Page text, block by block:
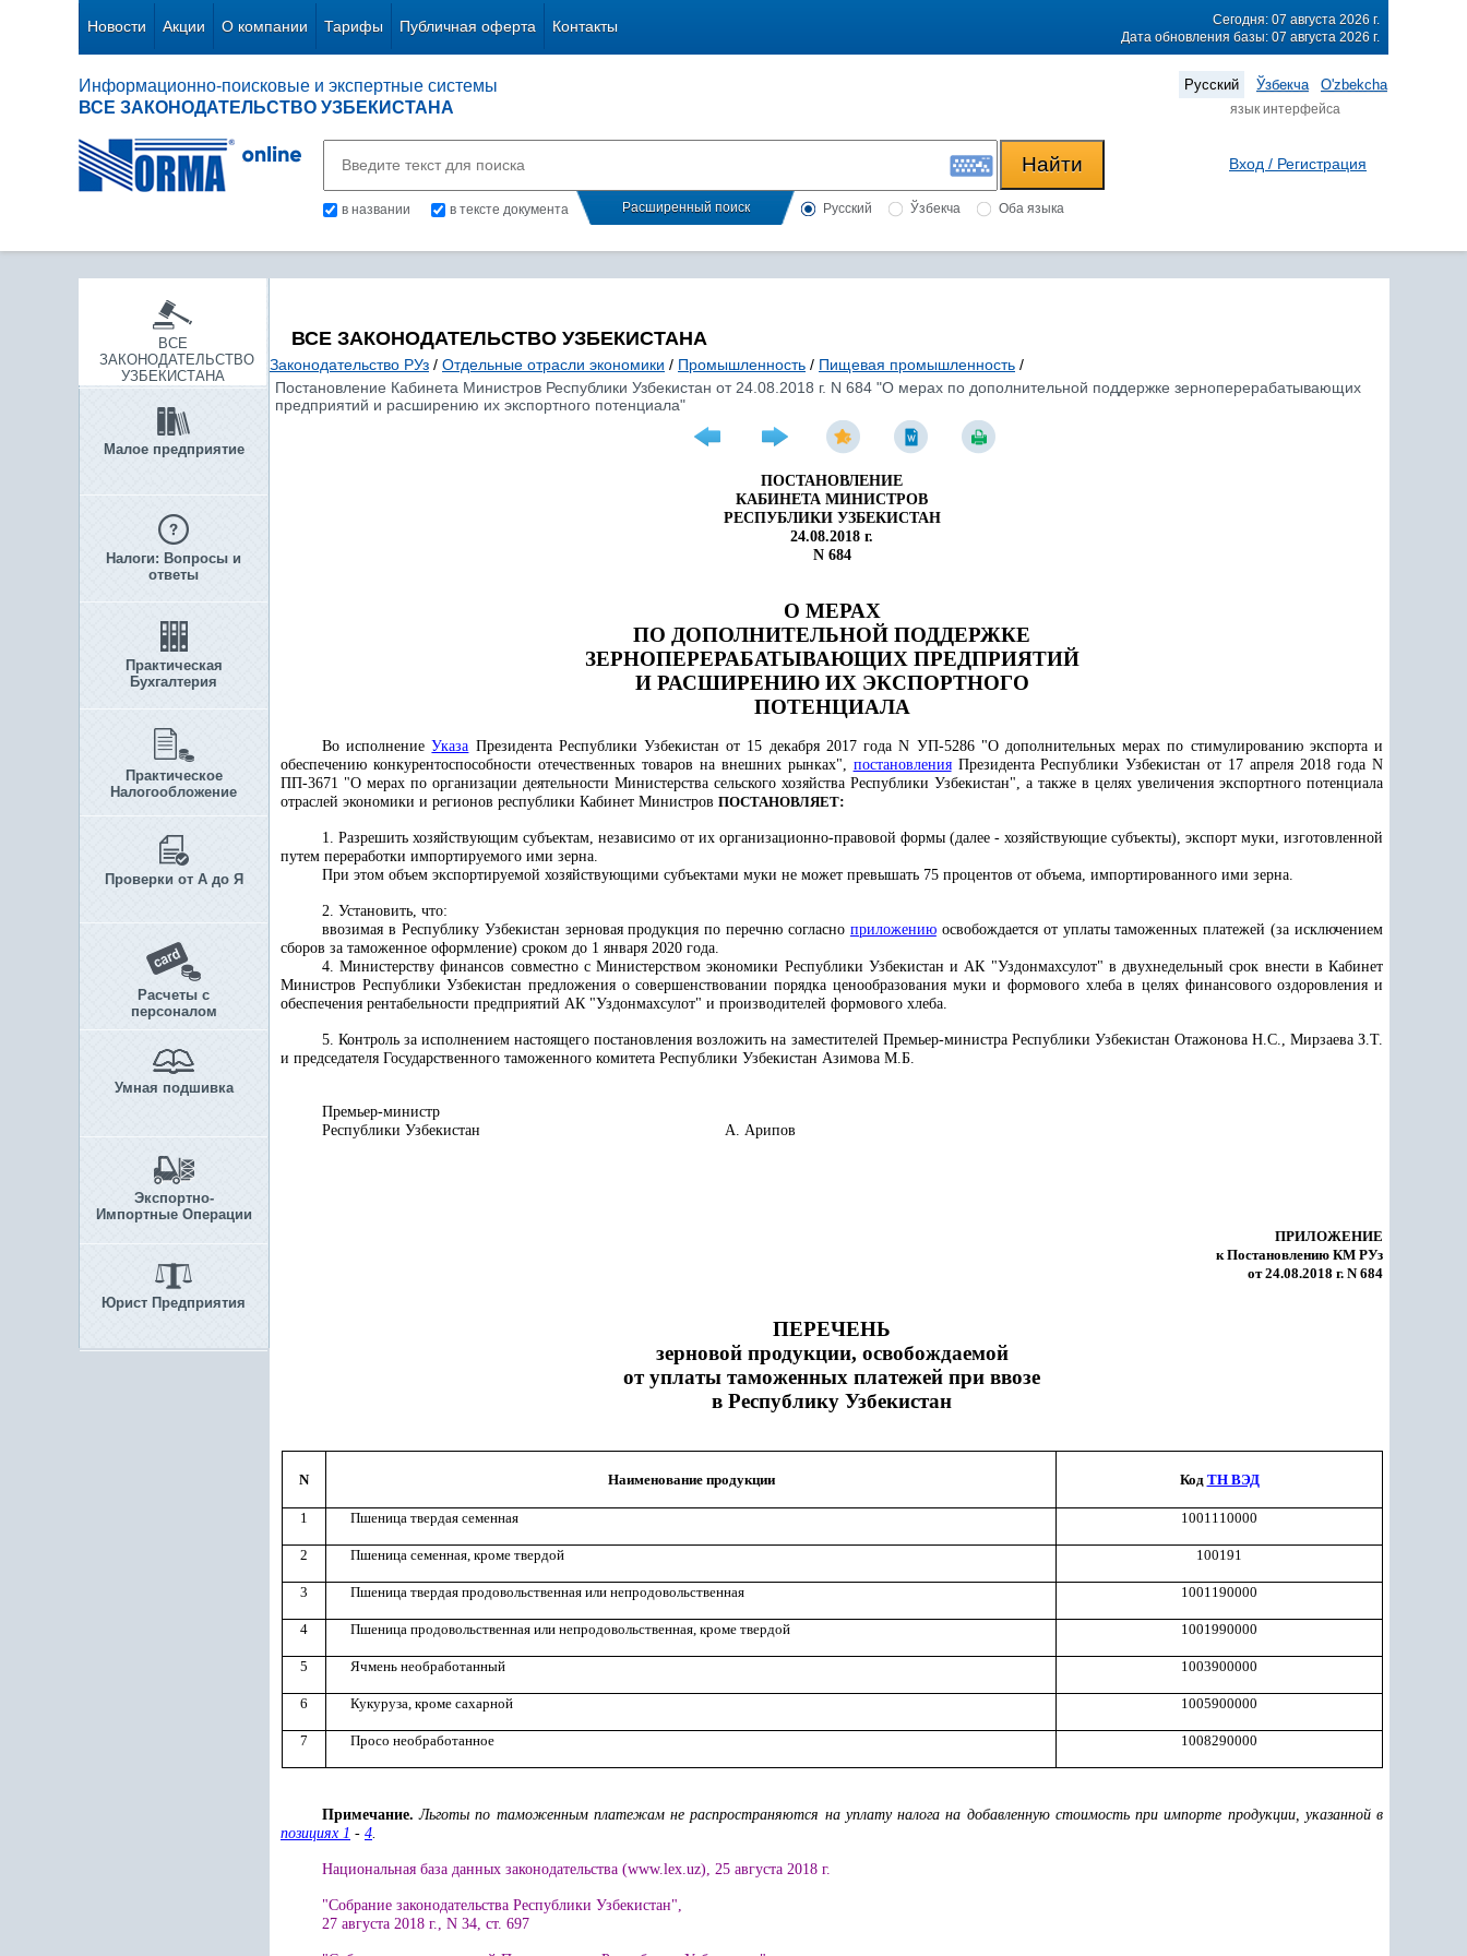
Новости Акции О компании Тарифы Публичная оферта Контакты
Сегодня: 07 августа 2026 г.
Дата обновления базы: 07 августа 2026 г.
Информационно-поисковые и экспертные системы
ВСЕ ЗАКОНОДАТЕЛЬСТВО УЗБЕКИСТАНА
Русский Ўзбекча O'zbekcha
язык интерфейса
в названии в тексте документа Расширенный поиск Русский Ўзбекча Оба языка
Вход / Регистрация
ВСЕ
ЗАКОНОДАТЕЛЬСТВО
УЗБЕКИСТАНА
Малое предприятие
Налоги: Вопросы и
ответы
Практическая
Бухгалтерия
Практическое
Налогообложение
Проверки от А до Я
Расчеты с
персоналом
Умная подшивка
Экспортно-
Импортные Операции
Юрист Предприятия
ВСЕ ЗАКОНОДАТЕЛЬСТВО УЗБЕКИСТАНА
Законодательство РУз / Отдельные отрасли экономики / Промышленность / Пищевая промышленность /
Постановление Кабинета Министров Республики Узбекистан от 24.08.2018 г. N 684 "О мерах по дополнительной поддержке зерноперерабатывающих
предприятий и расширению их экспортного потенциала"
ПОСТАНОВЛЕНИЕ
КАБИНЕТА МИНИСТРОВ
РЕСПУБЛИКИ УЗБЕКИСТАН
24.08.2018 г.
N 684
О МЕРАХ
ПО ДОПОЛНИТЕЛЬНОЙ ПОДДЕРЖКЕ
ЗЕРНОПЕРЕРАБАТЫВАЮЩИХ ПРЕДПРИЯТИЙ
И РАСШИРЕНИЮ ИХ ЭКСПОРТНОГО
ПОТЕНЦИАЛА
Во исполнениеУказа Президента Республики Узбекистан от 15 декабря 2017 года N УП-5286 "О дополнительных мерах по стимулированию экспорта и
обеспечению конкурентоспособности отечественных товаров на внешних рынках", постановленияПрезидента Республики Узбекистан от 17 апреля 2018 года N
ПП-3671 "О мерах по организации деятельности Министерства сельского хозяйства Республики Узбекистан", а также в целях увеличения экспортного потенциала
отраслей экономики и регионов республики Кабинет Министров ПОСТАНОВЛЯЕТ:
1. Разрешить хозяйствующим субъектам, независимо от их организационно-правовой формы (далее - хозяйствующие субъекты), экспорт муки, изготовленной
путем переработки импортируемого ими зерна.
При этом объем экспортируемой хозяйствующими субъектами муки не может превышать 75 процентов от объема, импортированного ими зерна.
2. Установить, что:
ввозимая в Республику Узбекистан зерновая продукция по перечню согласно приложениюосвобождается от уплаты таможенных платежей (за исключением
сборов за таможенное оформление) сроком до 1 января 2020 года.
4. Министерству финансов совместно с Министерством экономики Республики Узбекистан и АК "Уздонмахсулот" в двухнедельный срок внести в Кабинет
Министров Республики Узбекистан предложения о совершенствовании порядка ценообразования муки и формового хлеба в целях финансового оздоровления и
обеспечения рентабельности предприятий АК "Уздонмахсулот" и производителей формового хлеба.
5. Контроль за исполнением настоящего постановления возложить на заместителей Премьер-министра Республики Узбекистан Отажонова Н.С., Мирзаева З.Т.
и председателя Государственного таможенного комитета Республики Узбекистан Азимова М.Б.
Премьер-министр
Республики Узбекистан А. Арипов
ПРИЛОЖЕНИЕ
к Постановлению КМ РУз
от 24.08.2018 г. N 684
ПЕРЕЧЕНЬ
зерновой продукции, освобождаемой
от уплаты таможенных платежей при ввозе
в Республику Узбекистан
N Наименование продукции Код ТН ВЭД
1 Пшеница твердая семенная 1001110000
2 Пшеница семенная, кроме твердой 100191
3 Пшеница твердая продовольственная или непродовольственная 1001190000
4 Пшеница продовольственная или непродовольственная, кроме твердой 1001990000
5 Ячмень необработанный 1003900000
6 Кукуруза, кроме сахарной 1005900000
7 Просо необработанное 1008290000
Примечание. Льготы по таможенным платежам не распространяются на уплату налога на добавленную стоимость при импорте продукции, указанной в
позициях 1 - 4.
Национальная база данных законодательства (www.lex.uz), 25 августа 2018 г.
"Собрание законодательства Республики Узбекистан",
27 августа 2018 г., N 34, ст. 697